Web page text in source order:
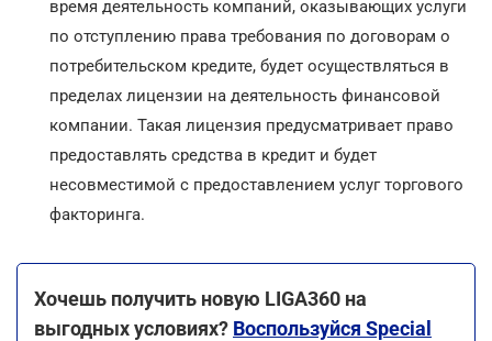
время деятельность компаний, оказывающих услуги
по отступлению права требования по договорам о
потребительском кредите, будет осуществляться в
пределах лицензии на деятельность финансовой
компании. Такая лицензия предусматривает право
предоставлять средства в кредит и будет
несовместимой с предоставлением услуг торгового
факторинга.
Хочешь получить новую LIGA360 на
выгодных условиях? Воспользуйся Special